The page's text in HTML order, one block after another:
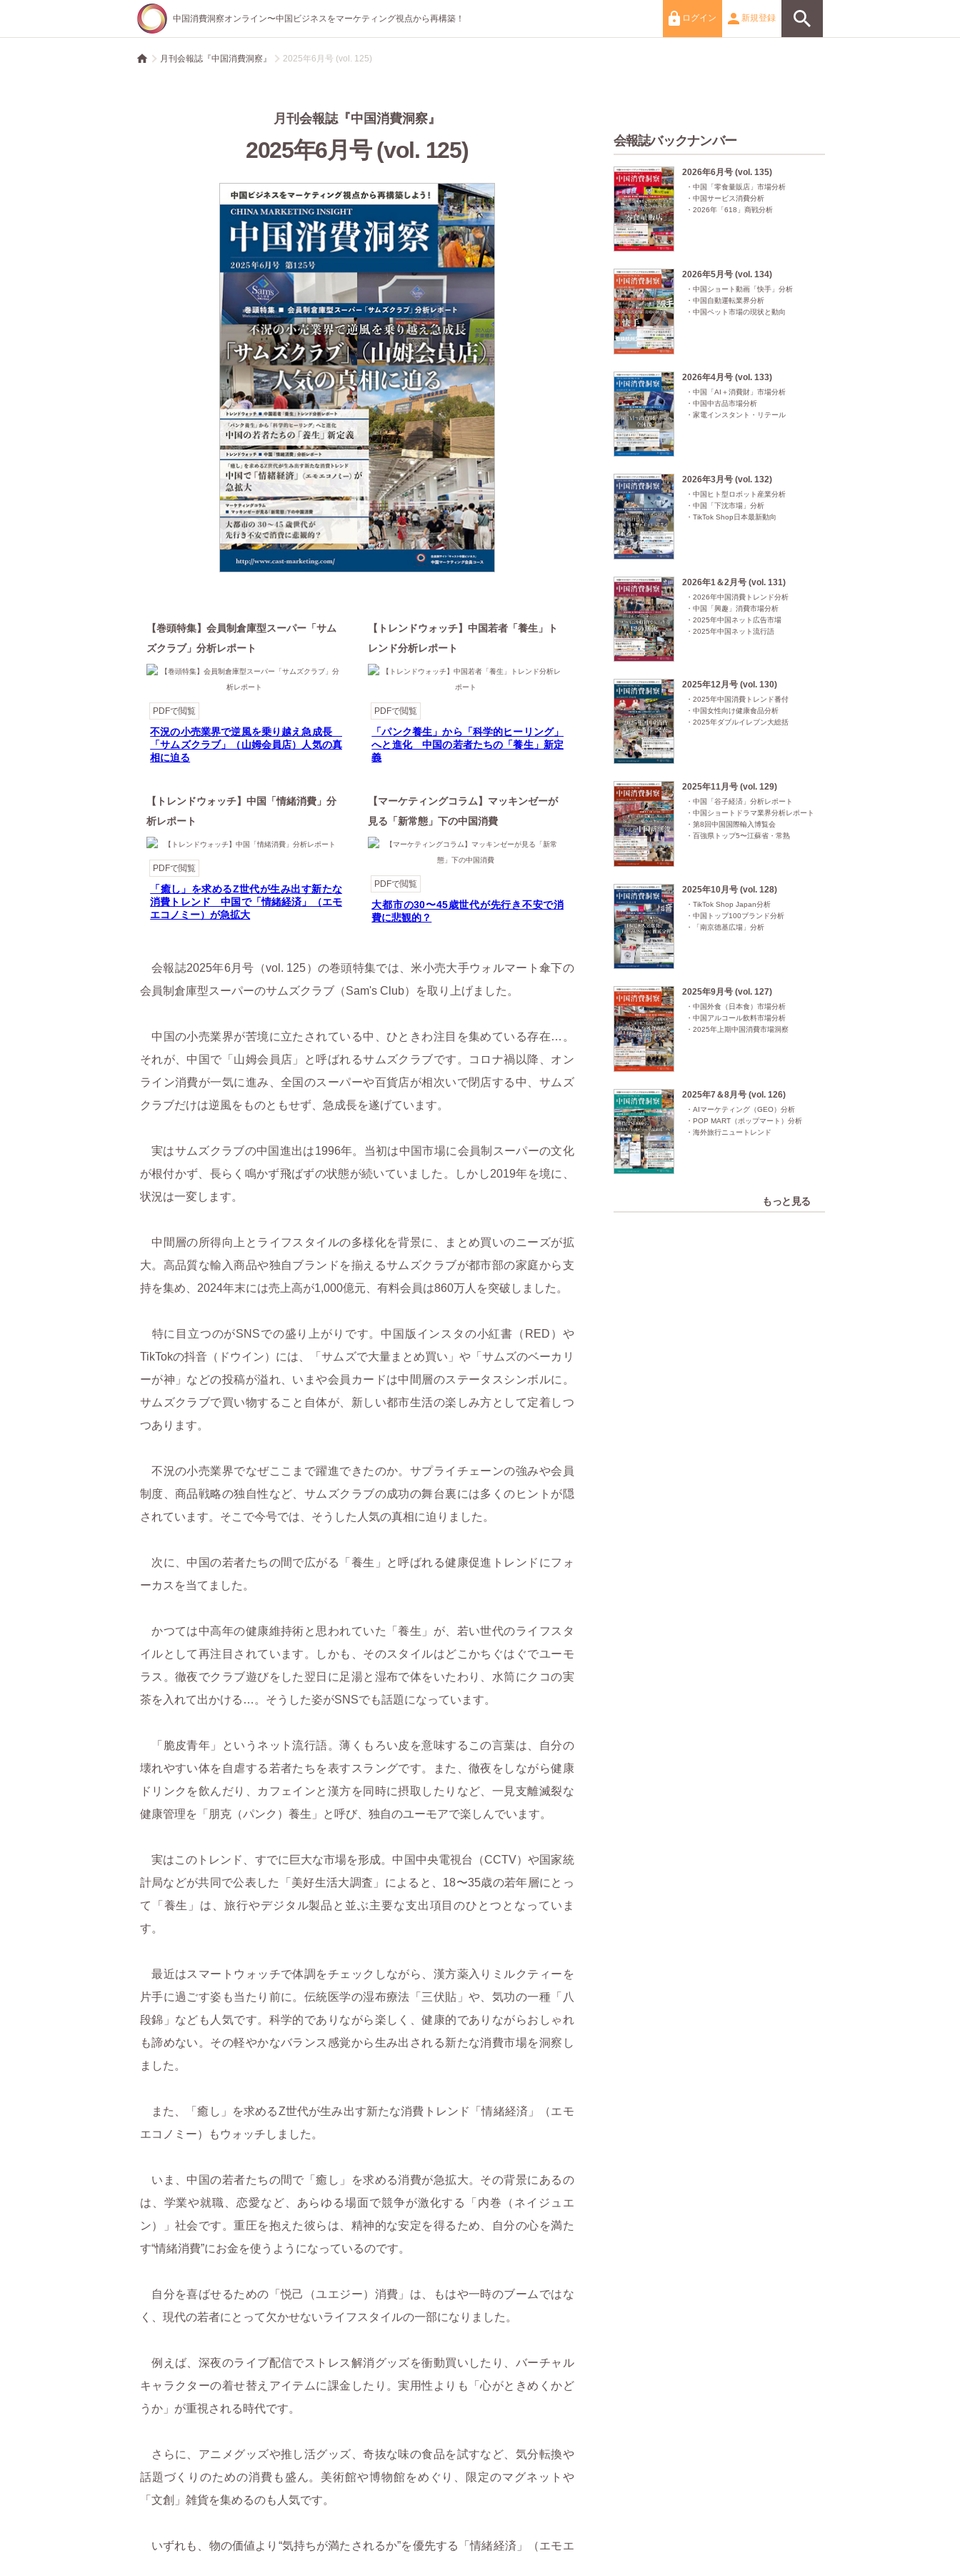
中国消費洞察オンライン〜中国ビジネスをマーケティング視点から再構築！ 新規登録
ログイン
月刊会報誌『中国消費洞察』 2025年6月号 (vol. 125)
月刊会報誌『中国消費洞察』
2025年6月号 (vol. 125)
【巻頭特集】会員制倉庫型スーパー「サム
ズクラブ」分析レポート
PDFで閲覧
不況の小売業界で逆風を乗り越え急成長
「サムズクラブ」（山姆会員店）人気の真
相に迫る
【トレンドウォッチ】中国若者「養生」ト
レンド分析レポート
PDFで閲覧
「パンク養生」から「科学的ヒーリング」
へと進化 中国の若者たちの「養生」新定
義
【トレンドウォッチ】中国「情緒消費」分
析レポート
PDFで閲覧
「癒し」を求めるZ世代が生み出す新たな
消費トレンド 中国で「情緒経済」（エモ
エコノミー）が急拡大
【マーケティングコラム】マッキンゼーが
見る「新常態」下の中国消費
PDFで閲覧
大都市の30〜45歳世代が先行き不安で消
費に悲観的？
会報誌2025年6月号（vol. 125）の巻頭特集では、米小売大手ウォルマート傘下の
会員制倉庫型スーパーのサムズクラブ（Sam's Club）を取り上げました。
中国の小売業界が苦境に立たされている中、ひときわ注目を集めている存在…。
それが、中国で「山姆会員店」と呼ばれるサムズクラブです。コロナ禍以降、オン
ライン消費が一気に進み、全国のスーパーや百貨店が相次いで閉店する中、サムズ
クラブだけは逆風をものともせず、急成長を遂げています。
実はサムズクラブの中国進出は1996年。当初は中国市場に会員制スーパーの文化
が根付かず、長らく鳴かず飛ばずの状態が続いていました。しかし2019年を境に、
状況は一変します。
中間層の所得向上とライフスタイルの多様化を背景に、まとめ買いのニーズが拡
大。高品質な輸入商品や独自ブランドを揃えるサムズクラブが都市部の家庭から支
持を集め、2024年末には売上高が1,000億元、有料会員は860万人を突破しました。
特に目立つのがSNSでの盛り上がりです。中国版インスタの小紅書（RED）や
TikTokの抖音（ドウイン）には、「サムズで大量まとめ買い」や「サムズのベーカリ
ーが神」などの投稿が溢れ、いまや会員カードは中間層のステータスシンボルに。
サムズクラブで買い物すること自体が、新しい都市生活の楽しみ方として定着しつ
つあります。
不況の小売業界でなぜここまで躍進できたのか。サプライチェーンの強みや会員
制度、商品戦略の独自性など、サムズクラブの成功の舞台裏には多くのヒントが隠
されています。そこで今号では、そうした人気の真相に迫りました。
次に、中国の若者たちの間で広がる「養生」と呼ばれる健康促進トレンドにフォ
ーカスを当てました。
かつては中高年の健康維持術と思われていた「養生」が、若い世代のライフスタ
イルとして再注目されています。しかも、そのスタイルはどこかちぐはぐでユーモ
ラス。徹夜でクラブ遊びをした翌日に足湯と湿布で体をいたわり、水筒にクコの実
茶を入れて出かける…。そうした姿がSNSでも話題になっています。
「脆皮青年」というネット流行語。薄くもろい皮を意味するこの言葉は、自分の
壊れやすい体を自虐する若者たちを表すスラングです。また、徹夜をしながら健康
ドリンクを飲んだり、カフェインと漢方を同時に摂取したりなど、一見支離滅裂な
健康管理を「朋克（パンク）養生」と呼び、独自のユーモアで楽しんでいます。
実はこのトレンド、すでに巨大な市場を形成。中国中央電視台（CCTV）や国家統
計局などが共同で公表した「美好生活大調査」によると、18〜35歳の若年層にとっ
て「養生」は、旅行やデジタル製品と並ぶ主要な支出項目のひとつとなっていま
す。
最近はスマートウォッチで体調をチェックしながら、漢方薬入りミルクティーを
片手に過ごす姿も当たり前に。伝統医学の湿布療法「三伏貼」や、気功の一種「八
段錦」なども人気です。科学的でありながら楽しく、健康的でありながらおしゃれ
も諦めない。その軽やかなバランス感覚から生み出される新たな消費市場を洞察し
ました。
また、「癒し」を求めるZ世代が生み出す新たな消費トレンド「情緒経済」（エモ
エコノミー）もウォッチしました。
いま、中国の若者たちの間で「癒し」を求める消費が急拡大。その背景にあるの
は、学業や就職、恋愛など、あらゆる場面で競争が激化する「内巻（ネイジュエ
ン）」社会です。重圧を抱えた彼らは、精神的な安定を得るため、自分の心を満た
す“情緒消費”にお金を使うようになっているのです。
自分を喜ばせるための「悦己（ユエジー）消費」は、もはや一時のブームではな
く、現代の若者にとって欠かせないライフスタイルの一部になりました。
例えば、深夜のライブ配信でストレス解消グッズを衝動買いしたり、バーチャル
キャラクターの着せ替えアイテムに課金したり。実用性よりも「心がときめくかど
うか」が重視される時代です。
さらに、アニメグッズや推し活グッズ、奇抜な味の食品を試すなど、気分転換や
話題づくりのための消費も盛ん。美術館や博物館をめぐり、限定のマグネットや
「文創」雑貨を集めるのも人気です。
いずれも、物の価値より“気持ちが満たされるか”を優先する「情緒経済」（エモエ
会報誌バックナンバー
2026年6月号 (vol. 135)
・中国「零食量販店」市場分析
・中国サービス消費分析
・2026年「618」商戦分析
2026年5月号 (vol. 134)
・中国ショート動画「快手」分析
・中国自動運転業界分析
・中国ペット市場の現状と動向
2026年4月号 (vol. 133)
・中国「AI＋消費財」市場分析
・中国中古品市場分析
・家電インスタント・リテール
2026年3月号 (vol. 132)
・中国ヒト型ロボット産業分析
・中国「下沈市場」分析
・TikTok Shop日本最新動向
2026年1＆2月号 (vol. 131)
・2026年中国消費トレンド分析
・中国「興趣」消費市場分析
・2025年中国ネット広告市場
・2025年中国ネット流行語
2025年12月号 (vol. 130)
・2025年中国消費トレンド番付
・中国女性向け健康食品分析
・2025年ダブルイレブン大総括
2025年11月号 (vol. 129)
・中国「谷子経済」分析レポート
・中国ショートドラマ業界分析レポート
・第8回中国国際輸入博覧会
・百強県トップ5〜江蘇省・常熟
2025年10月号 (vol. 128)
・TikTok Shop Japan分析
・中国トップ100ブランド分析
・「南京徳基広場」分析
2025年9月号 (vol. 127)
・中国外食（日本食）市場分析
・中国アルコール飲料市場分析
・2025年上期中国消費市場洞察
2025年7＆8月号 (vol. 126)
・AIマーケティング（GEO）分析
・POP MART（ポップマート）分析
・海外旅行ニュートレンド
もっと見る